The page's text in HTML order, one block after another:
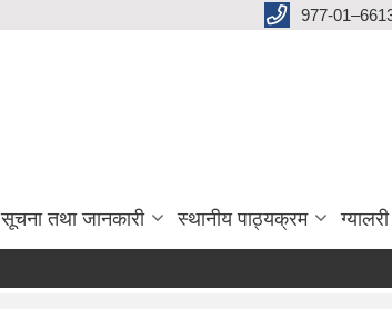
977-
सूचना तथा जानकारी स्थानीय पाठ्यक्रम ग्यालरी